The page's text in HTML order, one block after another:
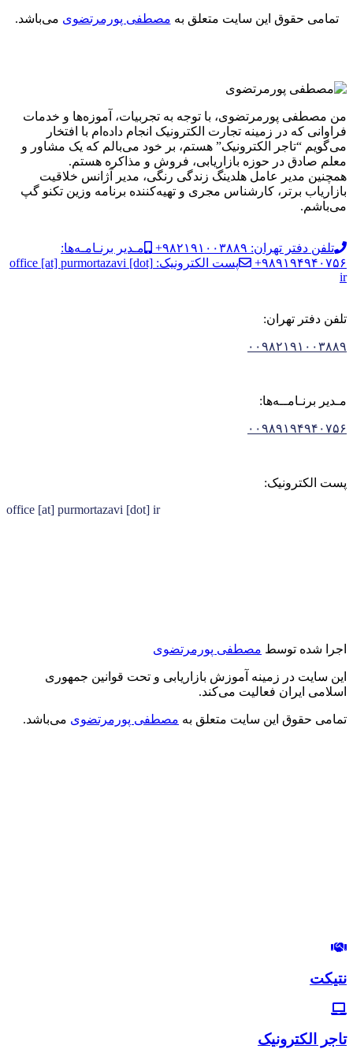
تمامی حقوق این سایت متعلق به مصطفی پورمرتضوی می‌باشد.
من مصطفی پورمرتضوی، با توجه به تجربیات، آموزه‌ها و خدمات
فراوانی که در زمینه تجارت الکترونیک انجام داده‌ام با افتخار
می‌گویم “تاجر الکترونیک” هستم، بر خود می‌بالم که یک مشاور و
معلم صادق در حوزه بازاریابی، فروش و مذاکره هستم.
همچنین مدیر عامل هلدینگ زندگی رنگی، مدیر آژانس خلاقیت
بازاریاب برتر، کارشناس مجری و تهیه‌کننده برنامه وزین تکنو گپ
می‌باشم.
تلفن دفتر تهران: ۹۸۲۱۹۱۰۰۳۸۸۹+
مـدیر برنـامـه‌ها:
۹۸۹۱۹۴۹۴۰۷۵۶+
پست الکترونیک: office [at] purmortazavi [dot]
ir
تلفن دفتر تهران:
۰۰۹۸۲۱۹۱۰۰۳۸۸۹
مـدیر برنـامــه‌ها:
۰۰۹۸۹۱۹۴۹۴۰۷۵۶
پست الکترونیک:
office [at] purmortazavi [dot] ir
اجرا شده توسط مصطفی پورمرتضوی
این سایت در زمینه آموزش بازاریابی و تحت قوانین جمهوری
اسلامی ایران فعالیت می‌کند.
تمامی حقوق این سایت متعلق به مصطفی پورمرتضوی می‌باشد.
نتیکت
تاجر الکترونیک